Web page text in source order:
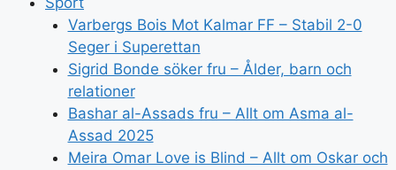
Varbergs Bois Mot Kalmar FF – Stabil 2-0
Seger i Superettan
Sigrid Bonde söker fru – Ålder, barn och
relationer
Bashar al-Assads fru – Allt om Asma al-
Assad 2025
Meira Omar Love is Blind – Allt om Oskar och